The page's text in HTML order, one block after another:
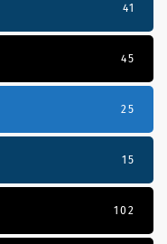
41
45
25
15
102